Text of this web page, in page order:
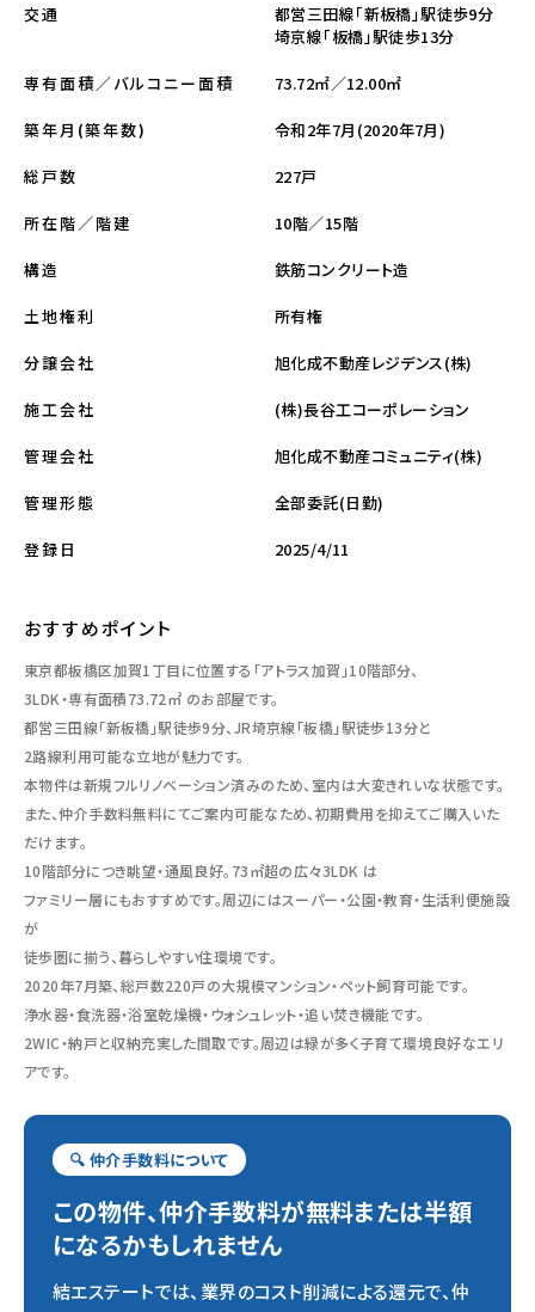
交通
都営三田線「新板橋」駅徒歩9分
埼京線「板橋」駅徒歩13分
専有面積／バルコニー面積 73.72㎡／12.00㎡
築年月(築年数) 令和2年7月(2020年7月)
総戸数 227戸
所在階／階建 10階／15階
構造 鉄筋コンクリート造
土地権利 所有権
分譲会社 旭化成不動産レジデンス(株)
施工会社 (株)長谷工コーポレーション
管理会社 旭化成不動産コミュニティ(株)
管理形態 全部委託(日勤)
登録日 2025/4/11
おすすめポイント
東京都板橋区加賀1丁目に位置する「アトラス加賀」10階部分、
3LDK・専有面積73.72㎡ のお部屋です。
都営三田線「新板橋」駅徒歩9分、JR埼京線「板橋」駅徒歩13分と
2路線利用可能な立地が魅力です。
本物件は新規フルリノベーション済みのため、室内は大変きれいな状態です。
また、仲介手数料無料にてご案内可能なため、初期費用を抑えてご購入いた
だけます。
10階部分につき眺望・通風良好。73㎡超の広々3LDK は
ファミリー層にもおすすめです。周辺にはスーパー・公園・教育・生活利便施設
が
徒歩圏に揃う、暮らしやすい住環境です。
2020年7月築、総戸数220戸の大規模マンション・ペット飼育可能です。
浄水器・食洗器・浴室乾燥機・ウォシュレット・追い焚き機能です。
2WIC・納戸と収納充実した間取です。周辺は緑が多く子育て環境良好なエリ
アです。
🔍 仲介手数料について
この物件、仲介手数料が無料または半額
になるかもしれません
結エステートでは、業界のコスト削減による還元で、仲